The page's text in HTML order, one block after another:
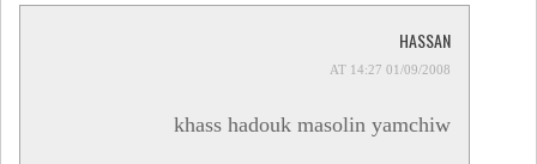
HASSAN
01/09/2008 AT 14:27
khass hadouk masolin yamchiw